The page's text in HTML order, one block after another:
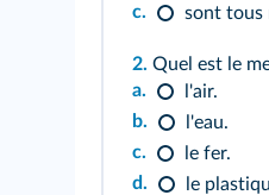
c.
sont tous
2. Quel est le
a.
l'air.
b.
l'eau.
c.
le fer.
d.
le